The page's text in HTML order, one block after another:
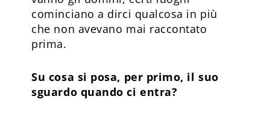
cominciano a dirci qualcosa in più
che non avevano mai raccontato
prima.
Su cosa si posa, per primo, il suo
sguardo quando ci entra?